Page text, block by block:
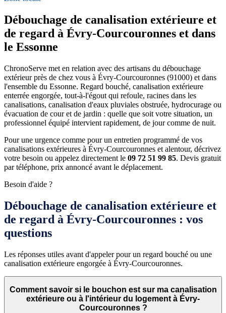
Débouchage de canalisation extérieure et
de regard à Évry-Courcouronnes et dans
le Essonne
ChronoServe met en relation avec des artisans du débouchage
extérieur près de chez vous à Évry-Courcouronnes (91000) et dans
l'ensemble du Essonne. Regard bouché, canalisation extérieure
enterrée engorgée, tout-à-l'égout qui refoule, racines dans les
canalisations, canalisation d'eaux pluviales obstruée, hydrocurage ou
évacuation de cour et de jardin : quelle que soit votre situation, un
professionnel équipé intervient rapidement, de jour comme de nuit.
Pour une urgence comme pour un entretien programmé de vos
canalisations extérieures à Évry-Courcouronnes et alentour, décrivez
votre besoin ou appelez directement le 09 72 51 99 85. Devis gratuit
par téléphone, prix annoncé avant le déplacement.
Besoin d'aide ?
Débouchage de canalisation extérieure et
de regard à Évry-Courcouronnes : vos
questions
Les réponses utiles avant d'appeler pour un regard bouché ou une
canalisation extérieure engorgée à Évry-Courcouronnes.
Comment savoir si le bouchon est sur ma canalisation
extérieure ou à l'intérieur du logement à Évry-
Courcouronnes ?